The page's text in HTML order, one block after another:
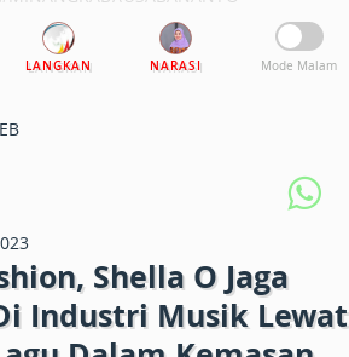
LANGKAN NARASI Mode Malam
Shella O Jaga
Industri Musik Lewat